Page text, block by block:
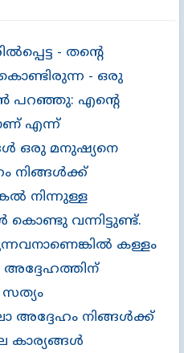
- തന്‍റെ
- ഒരു
പറഞ്ഞു: എന്‍റെ
എന്ന്‌
ഒരു മനുഷ്യനെ
നിങ്ങള്‍ക്ക്‌
നിന്നുള്ള
വന്നിട്ടുണ്ട്‌.
കള്ളം
അദ്ദേഹത്തിന്‌
അദ്ദേഹം നിങ്ങള്‍ക്ക്‌
കാര്യങ്ങള്‍